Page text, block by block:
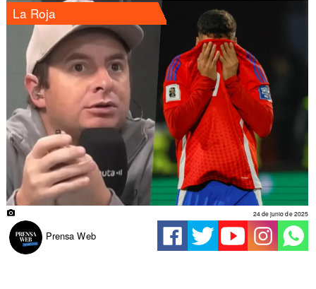
La Roja
Prensa Web
24 de junio de 2025